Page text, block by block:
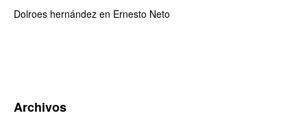
Dolroes hernández en Ernesto Neto
Archivos